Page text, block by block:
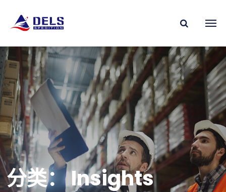
分类：Insights